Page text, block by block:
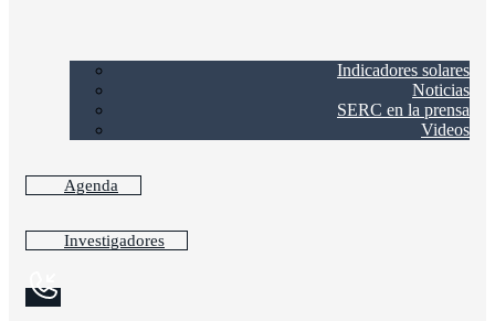
Indicadores solares
Noticias
SERC en la prensa
Videos
Agenda
Investigadores